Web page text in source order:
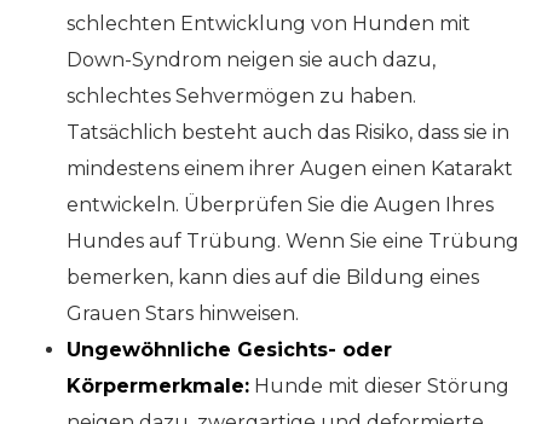
schlechten Entwicklung von Hunden mit
Down-Syndrom neigen sie auch dazu,
schlechtes Sehvermögen zu haben.
Tatsächlich besteht auch das Risiko, dass sie in
mindestens einem ihrer Augen einen Katarakt
entwickeln. Überprüfen Sie die Augen Ihres
Hundes auf Trübung. Wenn Sie eine Trübung
bemerken, kann dies auf die Bildung eines
Grauen Stars hinweisen.
Ungewöhnliche Gesichts- oder
Körpermerkmale: Hunde mit dieser Störung